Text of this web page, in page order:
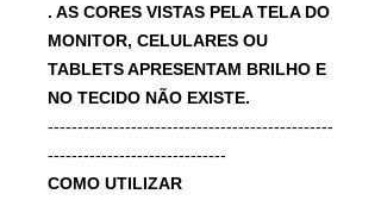
. AS CORES VISTAS PELA TELA DO
MONITOR, CELULARES OU
TABLETS APRESENTAM BRILHO E
NO TECIDO NÃO EXISTE.
------------------------------------------------
------------------------------
COMO UTILIZAR